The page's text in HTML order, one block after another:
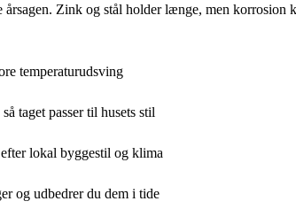
Zink og stål holder længe, men
temperaturudsving
taget passer til husets stil
lokal byggestil og klima
og udbedrer du dem i tide